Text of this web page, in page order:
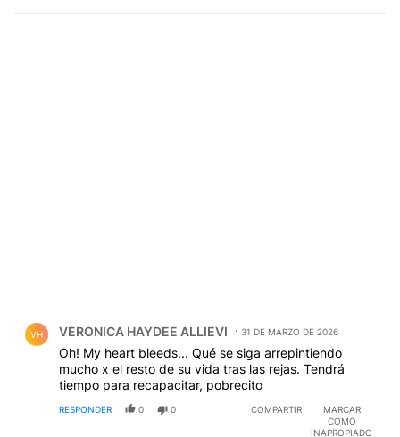
VH VERONICA HAYDEE ALLIEVI 31 DE MARZO DE 2026
Oh! My heart bleeds... Qué se siga arrepintiendo
mucho x el resto de su vida tras las rejas. Tendrá
tiempo para recapacitar, pobrecito
RESPONDER 0 0 COMPARTIR
MARCAR
COMO
INAPROPIADO